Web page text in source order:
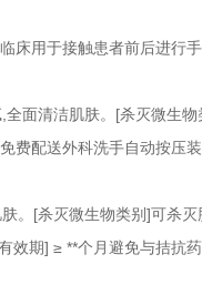
床用于接触患者前后进行
面清洁肌肤。[杀灭微生
费配送外科洗手自动按压
。[杀灭微生物类别]可杀
效期] ≥ **个月避免与拮抗